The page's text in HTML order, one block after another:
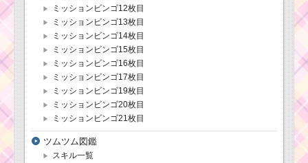
ミッションビンゴ12枚目
ミッションビンゴ13枚目
ミッションビンゴ14枚目
ミッションビンゴ15枚目
ミッションビンゴ16枚目
ミッションビンゴ17枚目
ミッションビンゴ19枚目
ミッションビンゴ20枚目
ミッションビンゴ21枚目
ツムツム図鑑
スキル一覧